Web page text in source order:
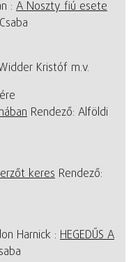
: A Noszty fiú esete
Kristóf m.v.
Rendező: Alföldi
keres Rendező:
Harnick : HEGEDŰS A